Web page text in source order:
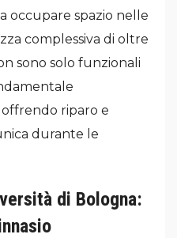
occupare spazio nelle
complessiva di oltre
sono solo funzionali
riparo e
durante le
di Bologna: